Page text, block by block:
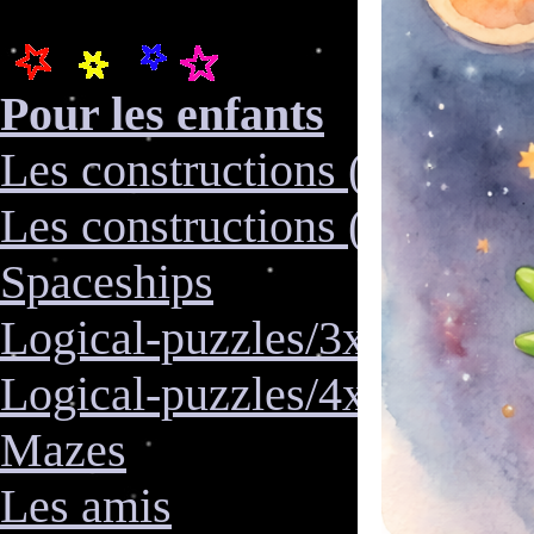
Pour les enfants
Les constructions (sans
Les constructions (avec
Spaceships
Logical-puzzles/3x3
Logical-puzzles/4x4
Mazes
Les amis